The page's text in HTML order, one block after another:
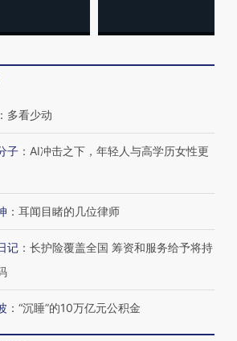
四届链博
： 多看少动
子 ： AI冲击之下，年轻人与高学历女性更
： 耳闻目睹的几位律师
记 ： 长护险覆盖全国 筹资和服务给予将持
： “沉睡”的10万亿元公积金